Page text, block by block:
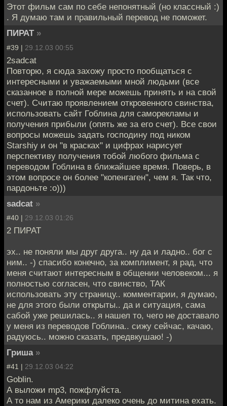
Этот фильм сам по себе непонятный (но классный :)
. Я думаю там и правильный перевод не поможет.
ПИРАТ »
#39 | 29.12.03 00:55
2sadcat
Повторю, я сюда захожу просто пообщаться с
интересными и уважаемыми мной людьми (все
сказанное в полной мере можешь принять и на свой
счет). Считаю проявлением откровенного свинства,
использовать сайт Гоблина для саморекламы и
получения прибыли (опять же за его счет). Все свои
вопросы можешь задать господину под ником
Starshiy и он "в красках" и цифрах нарисует
перспективу получения тобой любого фильма с
переводом Гоблина в ближайшее время. Поверь, в
этом вопросе он более "копенгаген", чем я. Так что,
пардоньте :о)))
sadcat »
#40 | 29.12.03 01:26
2 ПИРАТ
эх.. не поняли мы друг друга.. ну да и ладно.. бог с
ним.. -) спасибо конечно, за комплимент, я рад, что
меня считают интересным в общении человеком... я
полностью согласен, что свинство, ТАК
использовать эту страницу.. комментарии, я думаю,
не для этого были открыты.. да и ситуация, сама
сабой уже решилась.. я нашел то, чего не доставало
у меня из переводов Гоблина.. сижу сейчас, качаю,
радуюсь.. можно сказать, предвкушаю! -)
Гриша »
#41 | 29.12.03 04:22
Goblin.
А выложи mp3, пожфлуйста.
А то нам из Америки далеко очень до митина ехать.